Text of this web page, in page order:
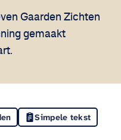
Gaarden Zichten
gemaakt
Simpele tekst